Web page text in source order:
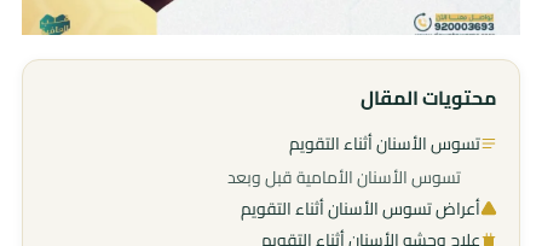
محتويات المقال
تسوس الأسنان أثناء التقويم
تسوس الأسنان الأمامية قبل وبعد
أعراض تسوس الأسنان أثناء التقويم
علاج وحشو الأسنان أثناء التقويم